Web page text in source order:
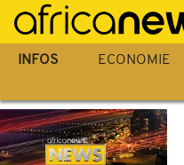
Passer
au
contenu
INFOS ECONOMIE